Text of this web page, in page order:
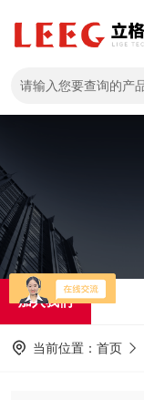
加入我们
当前位置： 首页